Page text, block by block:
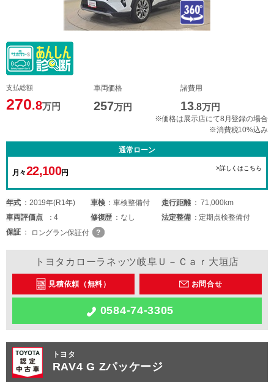
支払総額
270.8万円
車両価格
257万円
諸費用
13.8万円
※価格は展示店にて8月登録の場合
※消費税10%込み
通常ローン
月々22,100円
>詳しくはこちら
年式 2019年(R1年) 車検 車検整備付 走行距離
71,000km
車両評価点 4 修復歴 なし 法定整備
定期点検整備付
保証
ロングラン保証付
トヨタカローラネッツ岐阜Ｕ－Ｃａｒ大垣店
見積依頼（無料） お問合せ
0584-74-3305
トヨタ
RAV4 G Zパッケージ